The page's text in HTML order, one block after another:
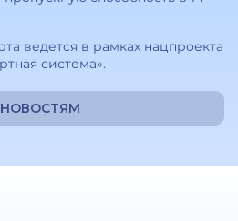
ведется в рамках нацпроекта
система».